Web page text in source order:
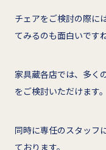
チェアをご検討の際に
てみるのも面白いですね
家具蔵各店では、多く
をご検討いただけます。
同時に専任のスタッフ
ております。